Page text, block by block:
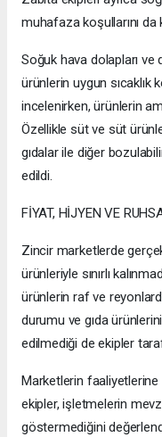
muhafaza koşullarını
Soğuk hava dolapları
ürünlerin uygun sıcaklık
incelenirken, ürünlerin
Özellikle süt ve süt
gıdalar ile diğer
edildi.
FİYAT, HİJYEN VE
Zincir marketlerde
ürünleriyle sınırlı
ürünlerin raf ve
durumu ve gıda
edilmediği de ekipler
Marketlerin
ekipler, işletmelerin
göstermediğini